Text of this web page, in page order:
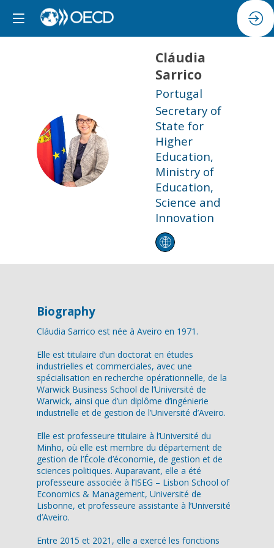
CS
Cláudia
Sarrico
Portugal
Secretary of
State for
Higher
Education,
Ministry of
Education,
Science and
Innovation
Biography
Cláudia Sarrico est née à Aveiro en 1971.
Elle est titulaire d’un doctorat en études
industrielles et commerciales, avec une
spécialisation en recherche opérationnelle, de la
Warwick Business School de l’Université de
Warwick, ainsi que d’un diplôme d’ingénierie
industrielle et de gestion de l’Université d’Aveiro.
Elle est professeure titulaire à l’Université du
Minho, où elle est membre du département de
gestion de l’École d’économie, de gestion et de
sciences politiques. Auparavant, elle a été
professeure associée à l’ISEG – Lisbon School of
Economics & Management, Université de
Lisbonne, et professeure assistante à l’Université
d’Aveiro.
Entre 2015 et 2021, elle a exercé les fonctions